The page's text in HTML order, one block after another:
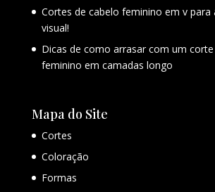
Cortes de cabelo feminino em v para
visual!
Dicas de como arrasar com um
feminino em camadas longo
Mapa do Site
Cortes
Coloração
Formas